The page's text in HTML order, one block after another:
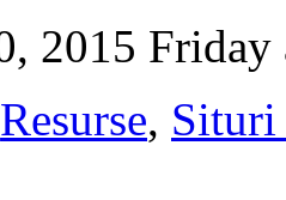
2015 Friday
Resurse, Situri